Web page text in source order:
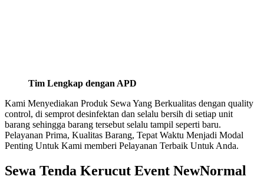
Tim Lengkap dengan APD
Kami Menyediakan Produk Sewa Yang Berkualitas dengan quality
control, di semprot desinfektan dan selalu bersih di setiap unit
barang sehingga barang tersebut selalu tampil seperti baru.
Pelayanan Prima, Kualitas Barang, Tepat Waktu Menjadi Modal
Penting Untuk Kami memberi Pelayanan Terbaik Untuk Anda.
Sewa Tenda Kerucut Event NewNormal